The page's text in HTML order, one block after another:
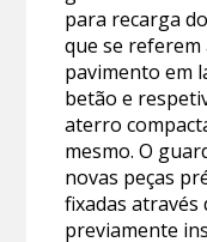
para recarga
que se
pavimento em
betão e
aterro
mesmo. O
novas peças
fixadas através
previamente